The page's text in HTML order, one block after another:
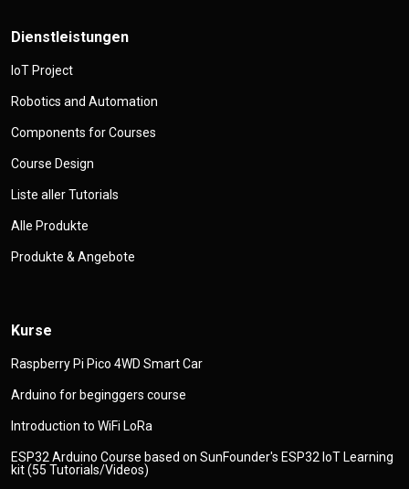
Dienstleistungen
IoT Project
Robotics and Automation
Components for Courses
Course Design
Liste aller Tutorials
Alle Produkte
Produkte & Angebote
Kurse
Raspberry Pi Pico 4WD Smart Car
Arduino for beginggers course
Introduction to WiFi LoRa
ESP32 Arduino Course based on SunFounder's ESP32 IoT Learning
kit (55 Tutorials/Videos)